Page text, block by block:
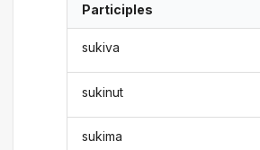
Participles
sukiva
sukinut
sukima